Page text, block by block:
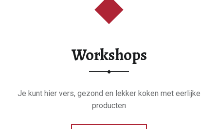
Workshops
Je kunt hier vers, gezond en lekker koken met eerlijke
producten